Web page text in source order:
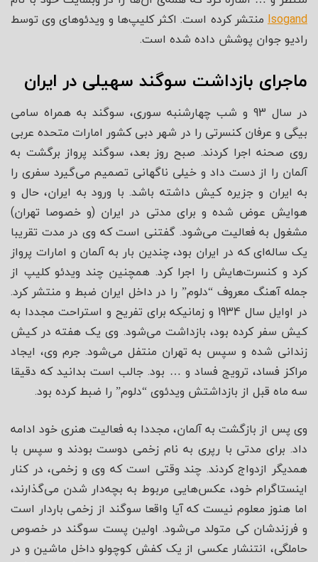
Isogand منتشر کرده است. اکثر کلیپ‌ها و ویدئوهای وی توسط
رادیو جوان پوشش داده شده است.
ماجرای بازداشت سوگند سهیلی در ایران
در سال 93 و شب چهارشنبه سوری، سوگند به همراه سامی
بیگی و عرفان کنسرتی را در شهر دبی کشور امارات متحده عربی
روی صحنه اجرا کردند. صبح روز بعد، سوگند پرواز برگشت به
آلمان را از دست داد و خیلی ناگهانی تصمیم می‌گیرد سفری را
به ایران و جزیره کیش داشته باشد. با ورود به ایران، حال و
هوایش عوض شده و برای مدتی در ایران (و خصوصا تهران)
مشغول به فعالیت می‌شود. گفتنی است که وی در مدت تقریبا
یک ساله‌ای که در ایران بود، چندین بار به آلمان و امارات پرواز
کرد و کنسرت‌هایش را اجرا کرد. همچنین چند ویدئو کلیپ از
جمله آهنگ معروف “دلوم” را در داخل ایران ضبط و منتشر کرد.
در اوایل سال 1934 و زمانیکه برای تفریح و استراحت مجددا به
کیش سفر کرده بود، بازداشت می‌شود. وی یک هفته در کیش
زندانی شده و سپس به تهران منتفل می‌شود. جرم وی، ایجاد
مراکز فساد، ترویج فساد و … بود. جالب است بدانید که دقیقا
سه ماه قبل از بازداشتش ویدئوی “دلوم” را ضبط کرده بود.
وی پس از بازگشت به آلمان، مجددا به فعالیت هنری خود ادامه
داد. برای مدتی با رپری به نام زخمی دوست بودند و سپس با
همدیگر ازدواج کردند. چند وقتی است که وی و زخمی، در کنار
اینستاگرام خود، عکس‌هایی مربوط به بچه‌دار شدن می‌گذارند،
اما هنوز معلوم نیست که آیا واقعا سوگند از زخمی باردار است
و فرزندشان کی متولد می‌شود. اولین پست سوگند در خصوص
حاملگی، انتنشار عکسی از یک کفش کوچولو داخل ماشین و در